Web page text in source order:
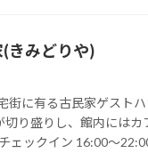
きみどりや)
街に有る古民家ゲスト
り盛りし、館内にはカ
ェックイン 16:00～